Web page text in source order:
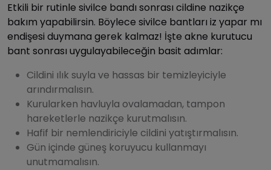
Etkili bir rutinle sivilce bandı sonrası cildine nazikçe
bakım yapabilirsin. Böylece sivilce bantları iz yapar mı
endişesi duymana gerek kalmaz! İşte akne kurutucu
bant sonrası uygulayabileceğin basit adımlar:
Cildini ılık suyla ve hassas bir temizleyiciyle
arındırmalısın.
Kurularken havluyla ovalamadan, tampon
hareketlerle nazikçe kurutmalısın.
Hafif bir nemlendiriciyle cildini yatıştırmalısın.
Gün içinde güneş koruyucu kullanmayı
unutmamalısın.